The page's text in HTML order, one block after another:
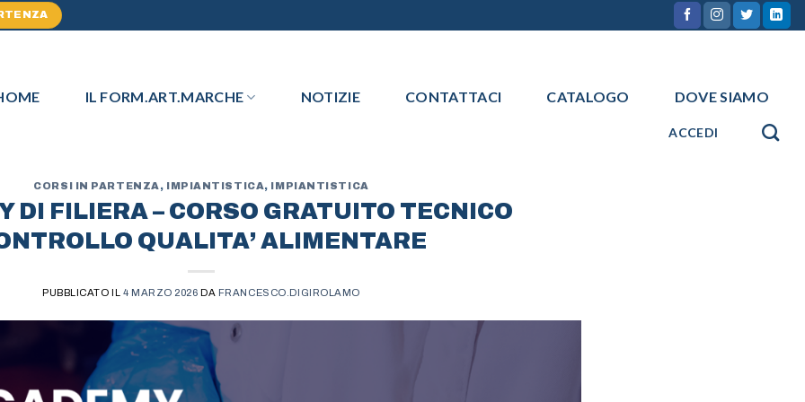
IL FORM.ART.MARCHE NOTIZIE CONTATTACI CATALOGO DOVE SIAMO
ACCEDI
CORSI IN PARTENZA , IMPIANTISTICA, IMPIANTISTICA
DI FILIERA – CORSO GRATUITO TECNICO
QUALITA’ ALIMENTARE
PUBBLICATO IL 4 MARZO 2026 DA FRANCESCO.DIGIROLAMO